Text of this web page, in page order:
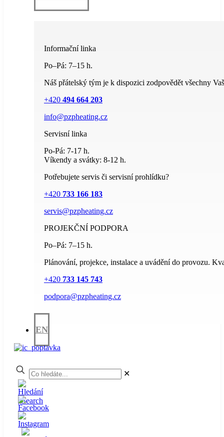
Informační linka
Po–Pá: 7–15 h.
Náš přátelský tým je k dispozici zodpovědět všechny
+420 494 664 203
info@pzpheating.cz
Servisní linka
Po-Pá: 7-17 h.
Víkendy a svátky: 8-12 h.
Potřebujete servis či servisní prohlídku?
+420 733 166 183
servis@pzpheating.cz
PROJEKČNÍ PODPORA
Po–Pá: 7–15 h.
Plánování, projekce, instalace a uvádění do provozu.
+420 733 145 743
podpora@pzpheating.cz
EN
✕